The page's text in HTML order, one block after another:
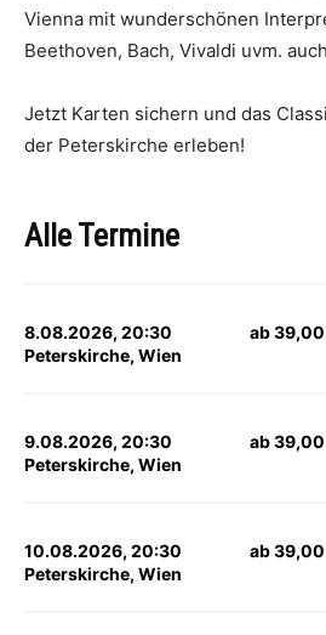
Vienna mit wunderschönen
Beethoven, Bach, Vivaldi uvm.
Jetzt Karten sichern und das
der Peterskirche erleben!
Alle Termine
8.08.2026, 20:30
Peterskirche, Wien
ab
9.08.2026, 20:30
Peterskirche, Wien
ab
10.08.2026, 20:30
Peterskirche, Wien
ab